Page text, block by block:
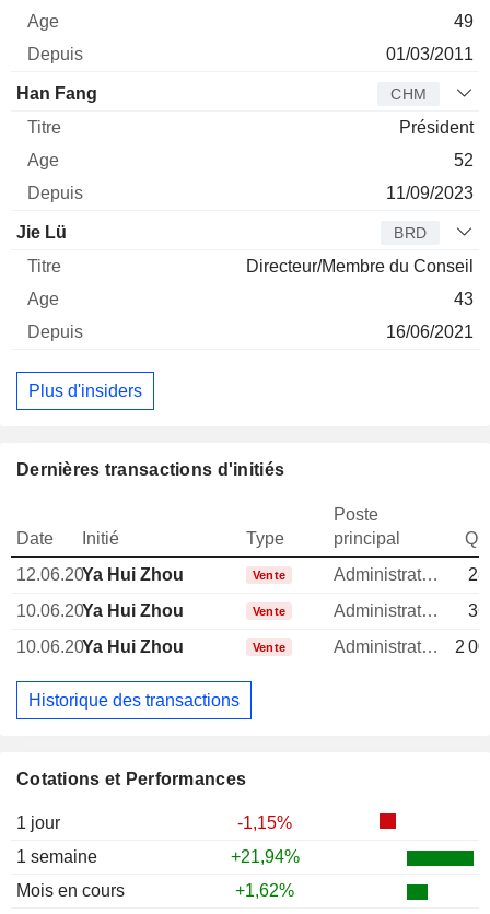
Cotations et Performances
1 jour
-1,15%
1 semaine
+21,94%
Mois en cours
+1,62%
49
01/03/2011
Han Fang CHM
Président
52
11/09/2023
Jie Lü BRD
Directeur/Membre du Conseil
43
16/06/2021
Plus d'insiders
Dernières transactions d'initiés
Date Initié Type
Poste
principal
12.06.20Ya Hui Zhou Vente Administrateur
10.06.20Ya Hui Zhou Vente Administrateur
10.06.20Ya Hui Zhou Vente Administrateur 2
Historique des transactions